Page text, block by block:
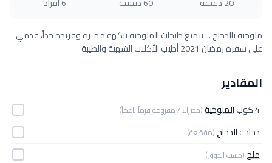
ملوخية بالدجاج ... تتمتع طبخات الملوخية بنكهة مميزة وفريدة جداً، قدمي
على سفرة رمضان 2021 أطيب الأكلات الشهية والطيبة
المقادير
4 كوب الملوخية(خضراء / مفرومة فرماً ناعماً)
دجاجةالدجاج(مقطّعة)
ملح(حسب الذوق)